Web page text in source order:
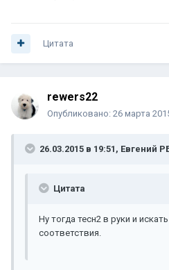
Цитата
rewers22
Опубликовано: 26 марта
26.03.2015 в 19:51, Евгений
Цитата
Ну тогда тесн2 в руки и
соответствия.